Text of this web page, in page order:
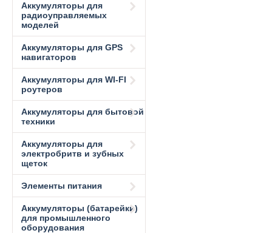
Аккумуляторы для
радиоуправляемых
моделей
Аккумуляторы для GPS
навигаторов
Аккумуляторы для WI-FI
роутеров
Аккумуляторы для бытовой
техники
Аккумуляторы для
электробритв и зубных
щеток
Элементы питания
Аккумуляторы (батарейки)
для промышленного
оборудования